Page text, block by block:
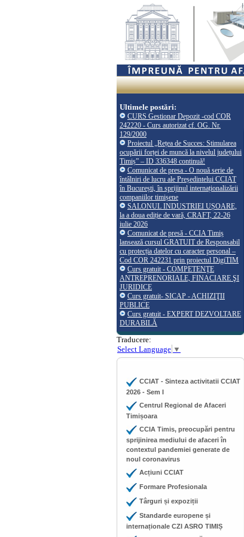
Ultimele postări:
CURS Gestionar Depozit -cod COR
242220 - Curs autorizat cf. OG. Nr.
129/2000
Proiectul „Rețea de Succes: Stimularea
ocupării forței de muncă la nivelul județului
Timiș” – ID 336348 continuă!
Comunicat de presa - O nouă serie de
întâlniri de lucru ale Președintelui CCIAT
în București, în sprijinul internaționalizării
companiilor timișene
SALONUL INDUSTRIEI UȘOARE,
la a doua ediție de vară, CRAFT, 22-26
iulie 2026
Comunicat de presă - CCIA Timiș
lansează cursul GRATUIT de Responsabil
cu protecția datelor cu caracter personal –
Cod COR 242231 prin proiectul DigiTIM
Curs gratuit - COMPETENŢE
ANTREPRENORIALE, FINACIARE ŞI
JURIDICE
Curs gratuit- SICAP - ACHIZIŢII
PUBLICE
Curs gratuit - EXPERT DEZVOLTARE
DURABILĂ
Traducere:
Select Language ▼
CCIAT - Sinteza activitatii CCIAT
2026 - Sem I
Centrul Regional de Afaceri
Timișoara
CCIA Timis, preocupări pentru
sprijinirea mediului de afaceri în
contextul pandemiei generate de
noul coronavirus
Acțiuni CCIAT
Formare Profesionala
Târguri și expoziții
Standarde europene și
internaționale CZI ASRO TIMIȘ